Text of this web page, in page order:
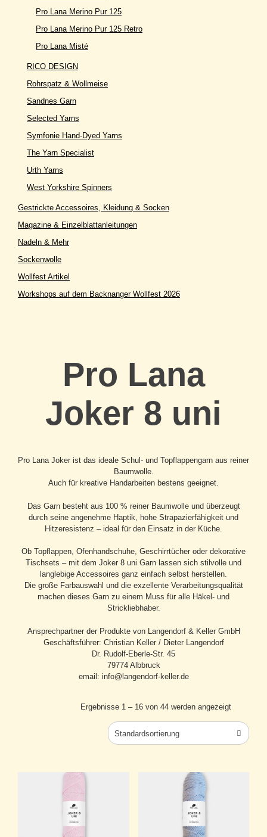
Pro Lana
Joker 8 uni
Pro Lana Joker ist das ideale Schul- und Topflappengarn aus reiner
Baumwolle.
Auch für kreative Handarbeiten bestens geeignet.
Das Garn besteht aus 100 % reiner Baumwolle und überzeugt
durch seine angenehme Haptik, hohe Strapazierfähigkeit und
Hitzeresistenz – ideal für den Einsatz in der Küche.
Ob Topflappen, Ofenhandschuhe, Geschirrtücher oder dekorative
Tischsets – mit dem Joker 8 uni Garn lassen sich stilvolle und
langlebige Accessoires ganz einfach selbst herstellen.
Die große Farbauswahl und die exzellente Verarbeitungsqualität
machen dieses Garn zu einem Muss für alle Häkel- und
Strickliebhaber.
Ansprechpartner der Produkte von Langendorf & Keller GmbH
Geschäftsführer: Christian Keller / Dieter Langendorf
Dr. Rudolf-Eberle-Str. 45
79774 Albbruck
email: info@langendorf-keller.de
Ergebnisse 1 – 16 von 44 werden angezeigt
Standardsortierung
Pro Lana Merino Pur 125
Pro Lana Merino Pur 125 Retro
Pro Lana Misté
RICO DESIGN
Rohrspatz & Wollmeise
Sandnes Garn
Selected Yarns
Symfonie Hand-Dyed Yarns
The Yarn Specialist
Urth Yarns
West Yorkshire Spinners
Gestrickte Accessoires, Kleidung & Socken
Magazine & Einzelblattanleitungen
Nadeln & Mehr
Sockenwolle
Wollfest Artikel
Workshops auf dem Backnanger Wollfest 2026